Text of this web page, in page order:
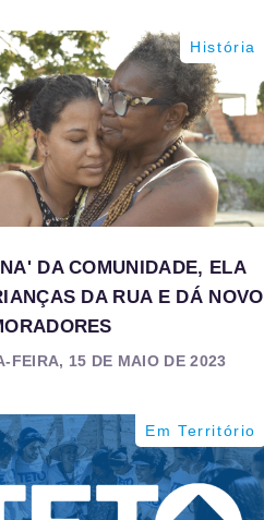
História
DA COMUNIDADE, ELA
DA RUA E DÁ NOVO
FEIRA, 15 DE MAIO DE 2023
Em Território